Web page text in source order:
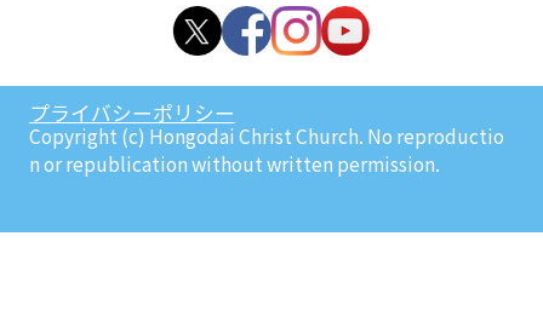
プライバシーポリシー
Copyright (c) Hongodai Christ Church. No reproductio
n or republication without written permission.